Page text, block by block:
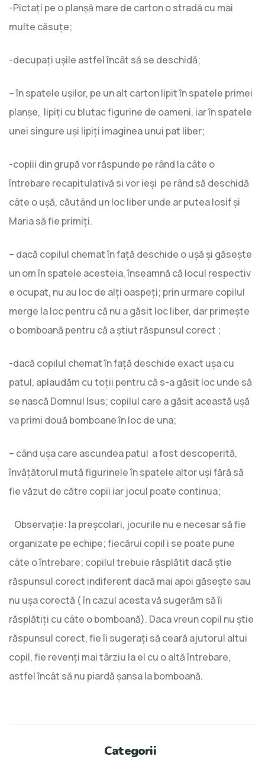
-Pictaţi pe o planşă mare de carton o stradă cu mai
multe căsuţe;
-decupaţi uşile astfel încât să se deschidă;
– în spatele uşilor, pe un alt carton lipit în spatele primei
planşe, lipiţi cu blutac figurine de oameni, iar în spatele
unei singure uşi lipiţi imaginea unui pat liber;
-copiii din grupă vor răspunde pe rând la câte o
întrebare recapitulativă si vor ieşi pe rând să deschidă
câte o uşă, căutând un loc liber unde ar putea Iosif şi
Maria să fie primiţi.
– dacă copilul chemat în faţă deschide o uşă şi găseşte
un om în spatele acesteia, înseamnă că locul respectiv
e ocupat, nu au loc de alţi oaspeţi; prin urmare copilul
merge la loc pentru că nu a găsit loc liber, dar primeşte
o bomboană pentru că a ştiut răspunsul corect ;
-dacă copilul chemat în faţă deschide exact uşa cu
patul, aplaudăm cu toţii pentru că s-a găsit loc unde să
se nască Domnul Isus; copilul care a găsit această uşă
va primi două bomboane în loc de una;
– când uşa care ascundea patul a fost descoperită,
învăţătorul mută figurinele în spatele altor uşi fără să
fie văzut de către copii iar jocul poate continua;
Observaţie: la preşcolari, jocurile nu e necesar să fie
organizate pe echipe; fiecărui copil i se poate pune
câte o întrebare; copilul trebuie răsplătit dacă ştie
răspunsul corect indiferent dacă mai apoi găseşte sau
nu uşa corectă ( în cazul acesta vă sugerăm să îi
răsplătiţi cu câte o bomboană). Daca vreun copil nu ştie
răspunsul corect, fie îi sugeraţi să ceară ajutorul altui
copil, fie revenţi mai târziu la el cu o altă întrebare,
astfel încât să nu piardă şansa la bomboană.
Categorii